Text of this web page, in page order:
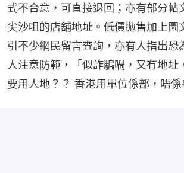
式不合意，可直接退回；亦有部分帖
尖沙咀的店舖地址。低價拋售加上圖
引不少網民留言查詢，亦有人指出恐
人注意防範，「似詐騙喎，又冇地址
要用人地？？ 香港用單位係部，唔係